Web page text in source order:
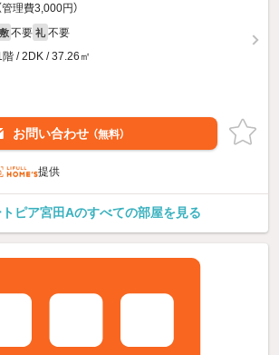
管理費3,000円）
敷 不要 礼 不要
階 / 2DK / 37.26㎡
お問い合わせ （無料）
提供
ピア宮田Aのすべての部屋を見る